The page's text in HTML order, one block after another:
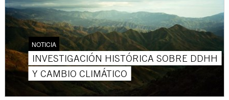
NOTICIA
INVESTIGACIÓN HISTÓRICA SOBRE DDHH
Y CAMBIO CLIMÁTICO